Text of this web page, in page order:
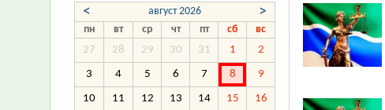
< август 2026 >
пн вт ср чт пт сб
вс
27
28 29 30 31 1 2
3 4 5 6 7 8 9
10 11 12 13 14 15 16